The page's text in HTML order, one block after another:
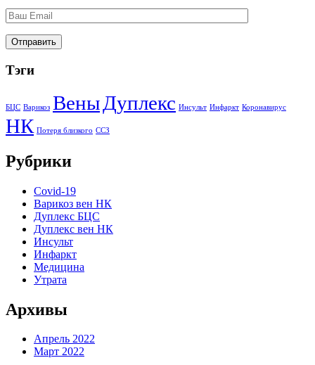
Тэги
БЦС Варикоз ВеныДуплекс Инсульт Инфаркт Коронавирус
НК Потеря близкого ССЗ
Рубрики
Covid-19
Варикоз вен НК
Дуплекс БЦС
Дуплекс вен НК
Инсульт
Инфаркт
Медицина
Утрата
Архивы
Апрель 2022
Март 2022